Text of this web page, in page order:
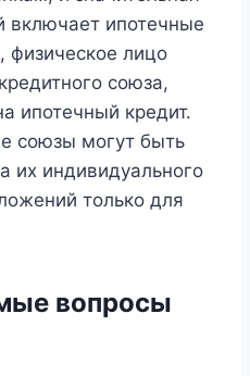
включает ипотечные
физическое лицо
союза,
ипотечный кредит.
союзы могут быть
их индивидуального
только для
вопросы